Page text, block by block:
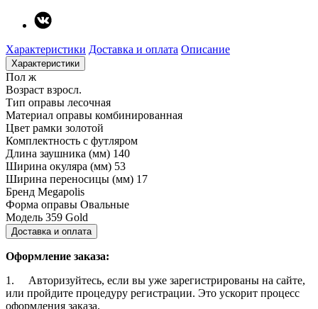
Характеристики Доставка и оплата Описание
Характеристики
Пол ж
Возраст взросл.
Тип оправы лесочная
Материал оправы комбинированная
Цвет рамки золотой
Комплектность с футляром
Длина заушника (мм) 140
Ширина окуляра (мм) 53
Ширина переносицы (мм) 17
Бренд Megapolis
Форма оправы Овальные
Модель 359 Gold
Доставка и оплата
Оформление заказа:
1. Авторизуйтесь, если вы уже зарегистрированы на сайте,
или пройдите процедуру регистрации. Это ускорит процесс
оформления заказа.